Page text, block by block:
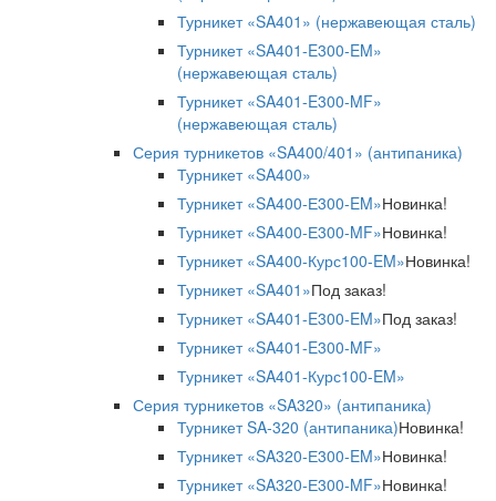
Турникет «SA401» (нержавеющая сталь)
Турникет «SA401-E300-EM»
(нержавеющая сталь)
Турникет «SA401-E300-MF»
(нержавеющая сталь)
Серия турникетов «SA400/401» (антипаника)
Турникет «SA400»
Турникет «SA400-Е300-EM»Новинка!
Турникет «SA400-Е300-MF»Новинка!
Турникет «SA400-Курс100-EM»Новинка!
Турникет «SA401»Под заказ!
Турникет «SA401-E300-EM»Под заказ!
Турникет «SA401-E300-MF»
Турникет «SA401-Курс100-EM»
Серия турникетов «SA320» (антипаника)
Турникет SA-320 (антипаника)Новинка!
Турникет «SA320-Е300-EM»Новинка!
Турникет «SA320-Е300-MF»Новинка!